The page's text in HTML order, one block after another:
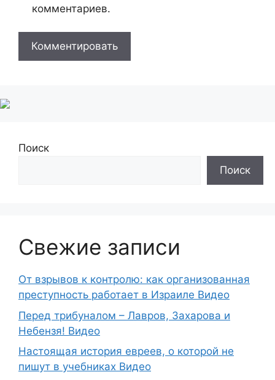
комментариев.
Поиск
Поиск
Свежие записи
От взрывов к контролю: как организованная
преступность работает в Израиле Видео
Перед трибуналом – Лавров, Захарова и
Небензя! Видео
Настоящая история евреев, о которой не
пишут в учебниках Видео